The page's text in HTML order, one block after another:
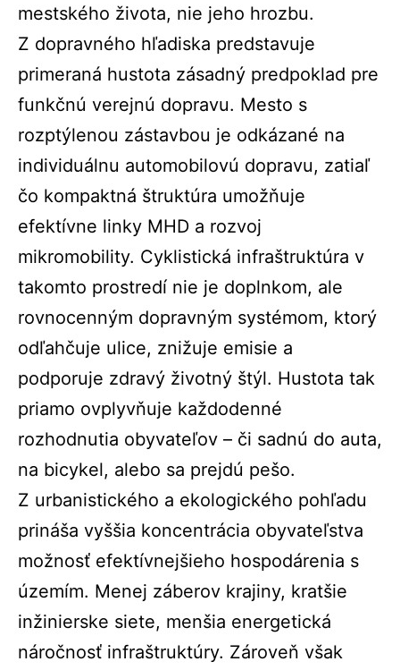
mestského života, nie jeho hrozbu.
Z dopravného hľadiska predstavuje
primeraná hustota zásadný predpoklad pre
funkčnú verejnú dopravu. Mesto s
rozptýlenou zástavbou je odkázané na
individuálnu automobilovú dopravu, zatiaľ
čo kompaktná štruktúra umožňuje
efektívne linky MHD a rozvoj
mikromobility. Cyklistická infraštruktúra v
takomto prostredí nie je doplnkom, ale
rovnocenným dopravným systémom, ktorý
odľahčuje ulice, znižuje emisie a
podporuje zdravý životný štýl. Hustota tak
priamo ovplyvňuje každodenné
rozhodnutia obyvateľov – či sadnú do auta,
na bicykel, alebo sa prejdú pešo.
Z urbanistického a ekologického pohľadu
prináša vyššia koncentrácia obyvateľstva
možnosť efektívnejšieho hospodárenia s
územím. Menej záberov krajiny, kratšie
inžinierske siete, menšia energetická
náročnosť infraštruktúry. Zároveň však